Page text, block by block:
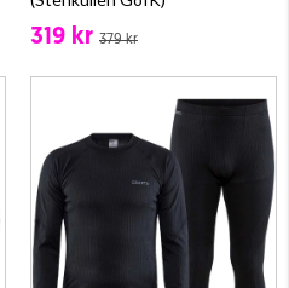
319 kr 379 kr